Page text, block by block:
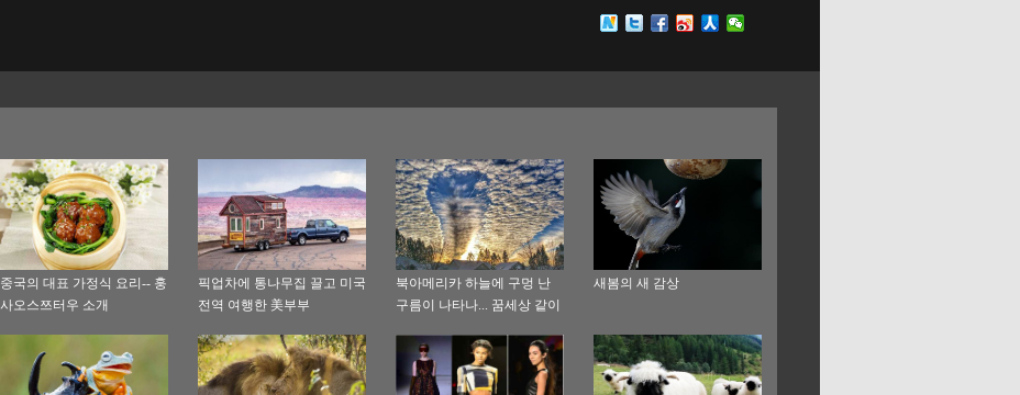
중국의 대표 가정식 요리-- 훙
사오스쯔터우 소개
픽업차에 통나무집 끌고 미국
전역 여행한 美부부
북아메리카 하늘에 구멍 난
구름이 나타나... 꿈세상 같이
새봄의 새 감상